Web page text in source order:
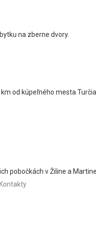
na zberne dvory.
od kúpeľného mesta
pobočkách v Žiline a Martine.
Kontakty